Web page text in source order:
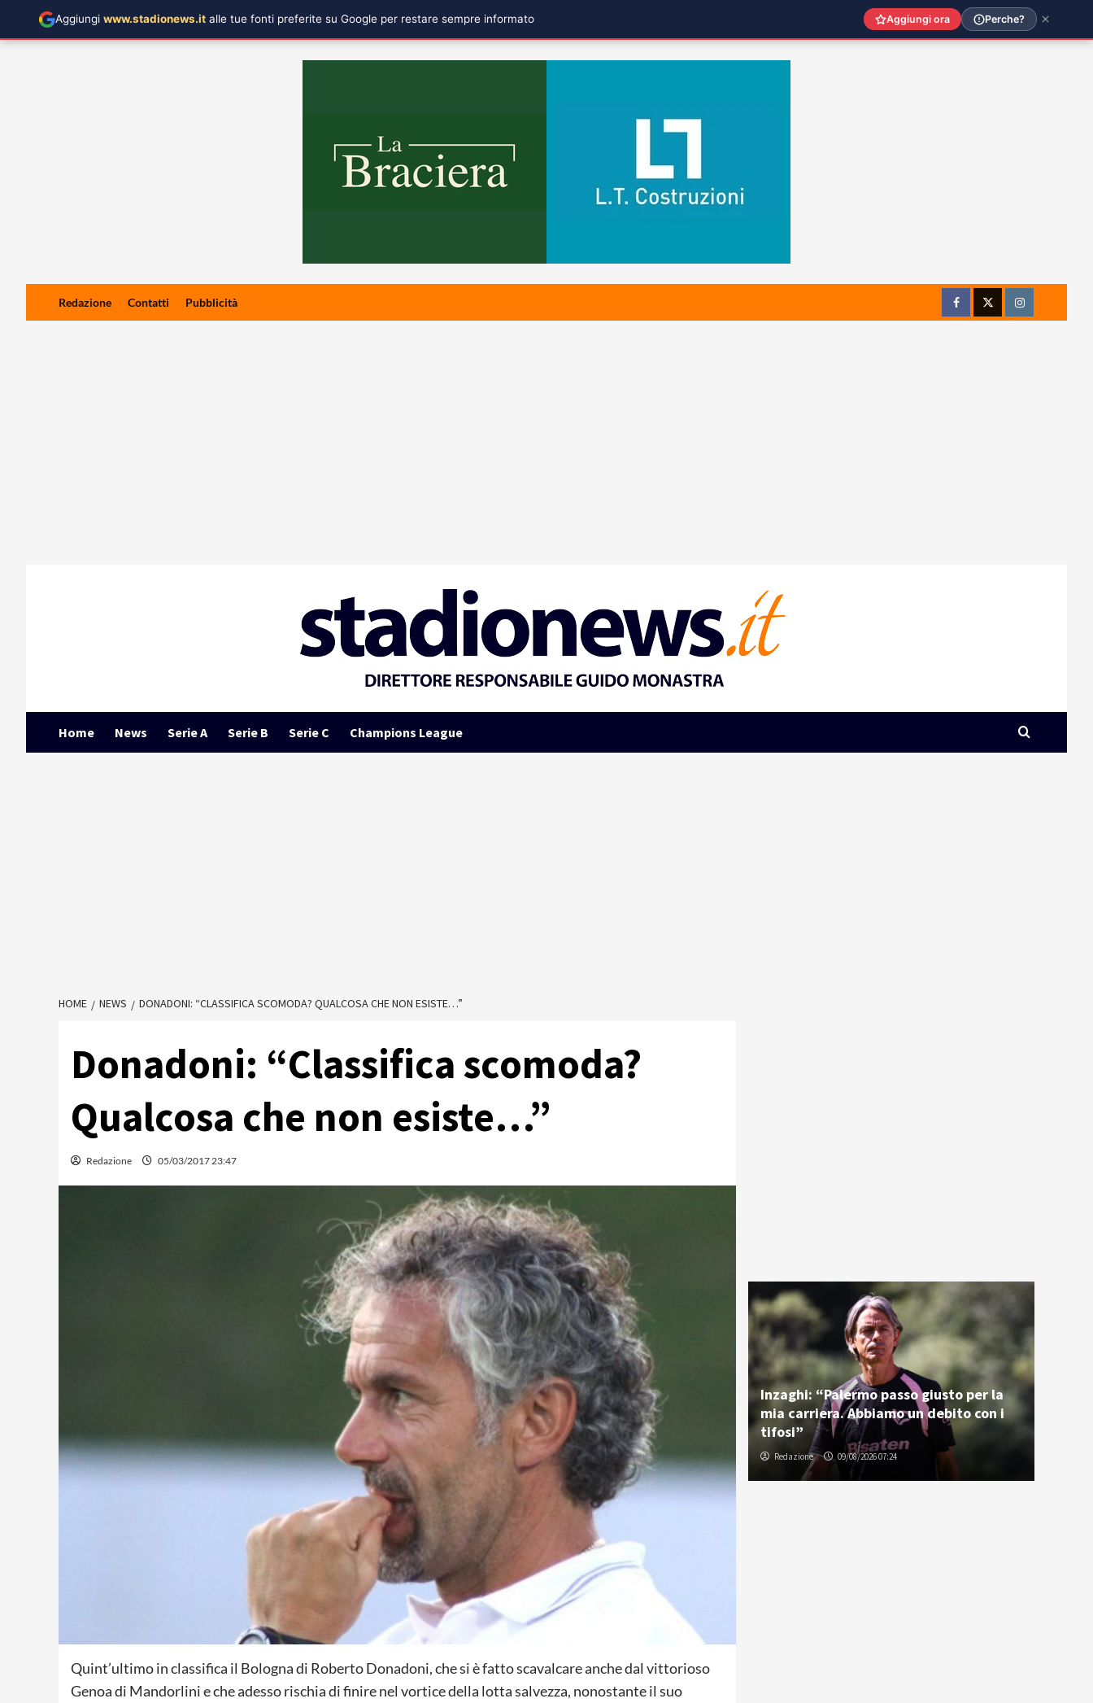
Redazione Contatti Pubblicità
FacebookTwitterInstagram
Home News Serie A Serie B Serie C Champions League
HOME NEWS DONADONI: “CLASSIFICA SCOMODA? QUALCOSA CHE NON ESISTE…”
Donadoni: “Classifica scomoda?
Qualcosa che non esiste…”
Redazione 05/03/2017 23:47
Quint’ultimo in classifica il Bologna di Roberto Donadoni, che si è fatto scavalcare anche dal vittorioso
Genoa di Mandorlini e che adesso rischia di finire nel vortice della lotta salvezza, nonostante il suo
Inzaghi: “Palermo passo giusto per la
mia carriera. Abbiamo un debito con i
tifosi”
Redazione 09/08/2026 07:24
Aggiungi www.stadionews.it alle tue fonti preferite su Google per restare sempre informato Aggiungi ora Perche?